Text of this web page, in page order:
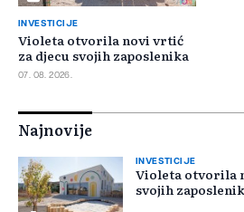
INVESTICIJE
Violeta otvorila novi vrtić
za djecu svojih zaposlenika
07. 08. 2026.
Najnovije
INVESTICIJE
Violeta otvorila
svojih